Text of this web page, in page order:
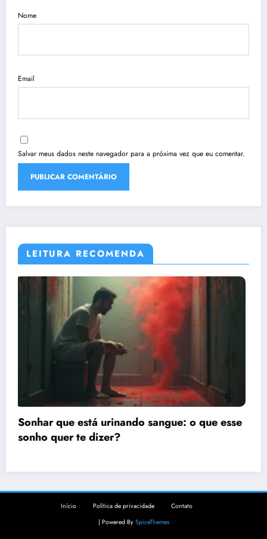
Nome
Email
Salvar meus dados neste navegador para a próxima vez que eu comentar.
LEITURA RECOMENDA
Sonhar que está na guerra: significado e
interpretação espiritual
Início Política de privacidade
Contato
| Powered By SpiceThemes